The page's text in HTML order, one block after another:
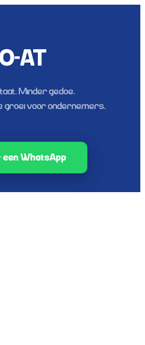
AT
Minder gedoe.
groei voor ondernemers.
WhatsApp